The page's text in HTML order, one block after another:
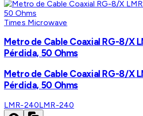
Times Microwave
Metro de Cable Coaxial RG-8/X
Pérdida, 50 Ohms
Metro de Cable Coaxial RG-8/X
Pérdida, 50 Ohms
LMR-240LMR-240